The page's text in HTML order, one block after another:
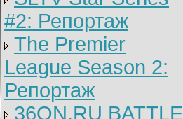
#2: Репортаж
The Premier
League Season 2:
Репортаж
36ON.RU BATTLE